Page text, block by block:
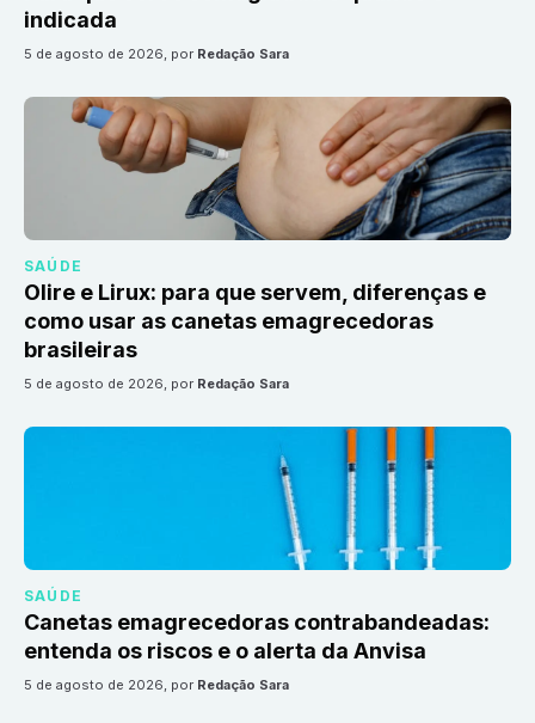
indicada
5 de agosto de 2026, por Redação Sara
SAÚDE
Olire e Lirux: para que servem, diferenças e
como usar as canetas emagrecedoras
brasileiras
5 de agosto de 2026, por Redação Sara
SAÚDE
Canetas emagrecedoras contrabandeadas:
entenda os riscos e o alerta da Anvisa
5 de agosto de 2026, por Redação Sara